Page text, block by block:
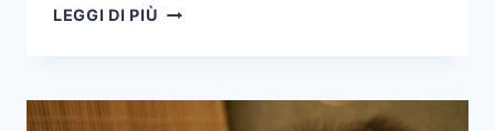
LEGGI DI PIÙ CREARE